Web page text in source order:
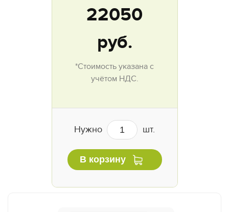
22050
руб.
*Стоимость указана с
учётом НДС.
Нужно шт.
В корзину